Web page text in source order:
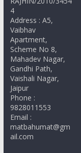
4
Address : A5,
Vaibhav
Apartment,
Scheme No 8,
Mahadev Nagar,
Gandhi Path,
Vaishali Nagar,
Jaipur
Phone :
9828011553
Email :
matbahumat@gm
ail.com